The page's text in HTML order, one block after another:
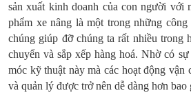
sản xuất kinh doanh của con người với
phẩm xe nâng là một trong những
chúng giúp đỡ chúng ta rất nhiều trong
chuyển và sắp xếp hàng hoá. Nhờ có
móc kỹ thuật này mà các hoạt động vận
và quản lý được trở nên dễ dàng hơn bao